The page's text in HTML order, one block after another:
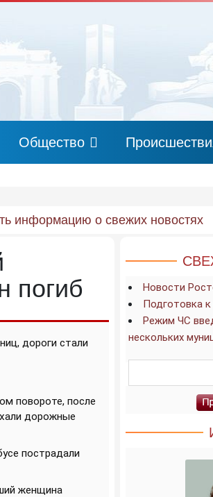
Общество
информацию о свежих новостях
погиб
дороги стали
повороте, после
дорожные
пострадали
женщина
Новости
Подготовка
Режим ЧС
нескольких